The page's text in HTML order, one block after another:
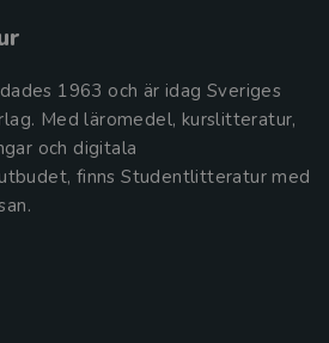
1963 och är idag Sveriges
Med läromedel, kurslitteratur,
och digitala
finns Studentlitteratur med